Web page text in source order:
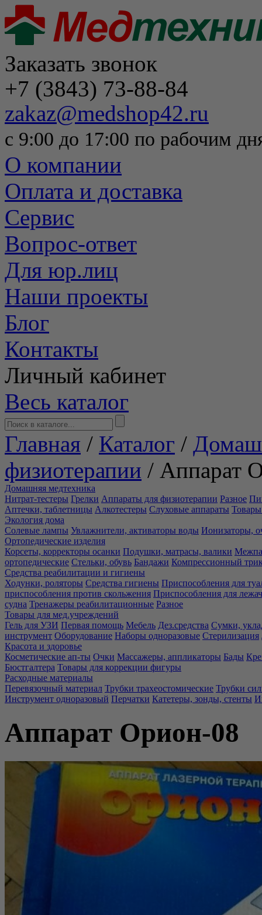
Заказать звонок
+7 (3843) 73-88-84
zakaz@medshop42.ru
с 9:00 до 17:00 по рабочим
О компании
Оплата и доставка
Сервис
Вопрос-ответ
Для юр.лиц
Наши проекты
Блог
Контакты
Личный кабинет
Весь каталог
Главная / Каталог /
физиотерапии / Аппарат
Домашняя медтехника
Нитрат-тестеры Грелки Аппараты для физиотерапии Разное
Аптечки, таблетницы Алкотестеры Слуховые аппараты Товары
Экология дома
Солевые лампы Увлажнители, активаторы воды Ионизаторы,
Ортопедические изделия
Корсеты, корректоры осанки Подушки, матрасы, валики
ортопедические Стельки, обувь Бандажи Компрессионный
Средства реабилитации и гигиены
Ходунки, роляторы Средства гигиены Приспособления для
приспособления против скольжения Приспособления для
судна Тренажеры реабилитационные Разное
Товары для мед.учреждений
Гель для УЗИ Первая помощь Мебель Дез.средства Сумки,
инструмент Оборудование Наборы одноразовые Стерилизация
Красота и здоровье
Косметические ап-ты Очки Массажеры, аппликаторы Бады
Бюстгалтера Товары для коррекции фигуры
Расходные материалы
Перевязочный материал Трубки трахеостомические Трубки
Инструмент одноразовый Перчатки Катетеры, зонды, стенты
Аппарат Орион-08